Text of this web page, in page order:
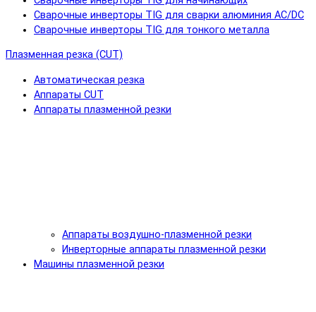
Сварочные инверторы TIG для сварки алюминия AC/DC
Сварочные инверторы TIG для тонкого металла
Плазменная резка (CUT)
Автоматическая резка
Аппараты CUT
Аппараты плазменной резки
Аппараты воздушно-плазменной резки
Инверторные аппараты плазменной резки
Машины плазменной резки